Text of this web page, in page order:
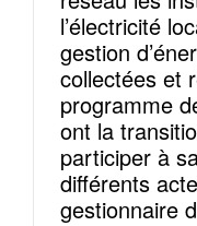
l’électricité
gestion
collectées et
programme
ont la
participer à
différents
gestionnaire